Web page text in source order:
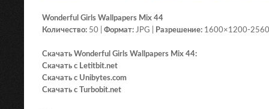
Wonderful Girls Wallpapers Mix 44
Количество: 50 | Формат: JPG | Разрешение: 1600×1200-
Скачать Wonderful Girls Wallpapers Mix 44:
Скачать с Letitbit.net
Скачать с Unibytes.com
Скачать с Turbobit.net